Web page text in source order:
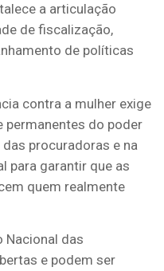
a articulação
de fiscalização,
de políticas
contra a mulher exige
permanentes do poder
procuradoras e na
para garantir que as
quem realmente
Nacional das
e podem ser